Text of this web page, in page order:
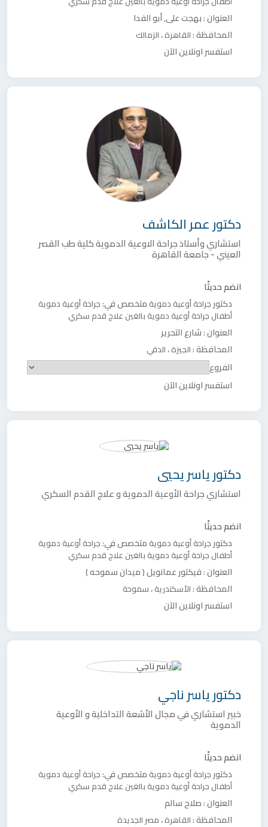
العنوان :بهجت علي, أبو الفدا
المحافظة :القاهرة،الزمالك
استفسر اونلاين الآن
دكتورعمر الكاشف
استشاري وأستاذ جراحة الاوعية الدموية كلية طب القصر
العيني - جامعة القاهرة
انضم حديثًا
دكتور جراحة أوعية دمويةمتخصص في:جراحة أوعية دموية
أطفال جراحة أوعية دموية بالغين علاج قدم سكري
العنوان :شارع التحرير
المحافظة :الجيزة،الدقي
الفروع
استفسر اونلاين الآن
دكتورياسر يحيي
استشاري جراحة الأوعية الدموية و علاج القدم السكري
انضم حديثًا
دكتور جراحة أوعية دمويةمتخصص في:جراحة أوعية دموية
أطفال جراحة أوعية دموية بالغين علاج قدم سكري
العنوان :فيكتور عمانويل ( ميدان سموحه )
المحافظة :الأسكندرية،سموحة
استفسر اونلاين الآن
دكتورياسر ناجي
خبير استشاري في مجال الأشعة التداخلية و الأوعية
الدموية
انضم حديثًا
دكتور جراحة أوعية دمويةمتخصص في:جراحة أوعية دموية
أطفال جراحة أوعية دموية بالغين علاج قدم سكري
العنوان :صلاح سالم
المحافظة :القاهرة،مصر الجديدة